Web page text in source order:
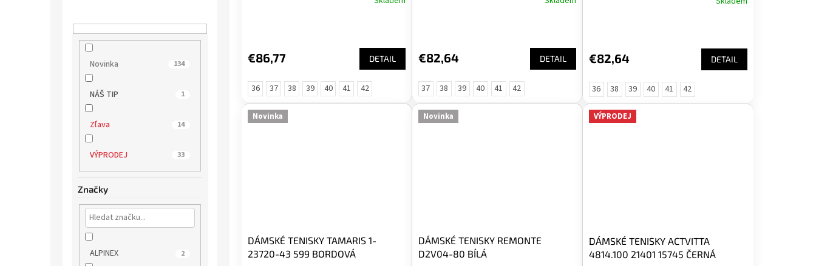
Novinka 134
NÁŠ TIP 1
Zľava 14
VÝPRODEJ 33
Značky
ALPINEX 2
€86,77 DETAIL
36 37 38 39 40 41 42
€82,64 DETAIL
37 38 39 40 41 42
€82,64 DETAIL
36 38 39 40 41 42
Novinka
DÁMSKÉ TENISKY TAMARIS 1-
23720-43 599 BORDOVÁ
Novinka
DÁMSKÉ TENISKY REMONTE
D2V04-80 BÍLÁ
VÝPRODEJ
DÁMSKÉ TENISKY ACTVITTA
4814.100 21401 15745 ČERNÁ